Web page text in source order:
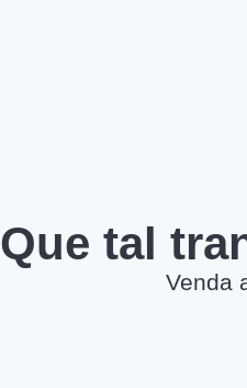
Que tal
Venda